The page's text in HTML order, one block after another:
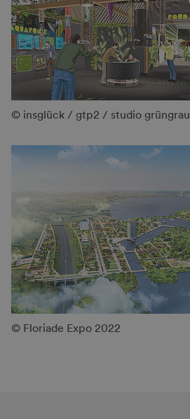
© insglück / gtp2 / studio grüngrau
© Floriade Expo 2022